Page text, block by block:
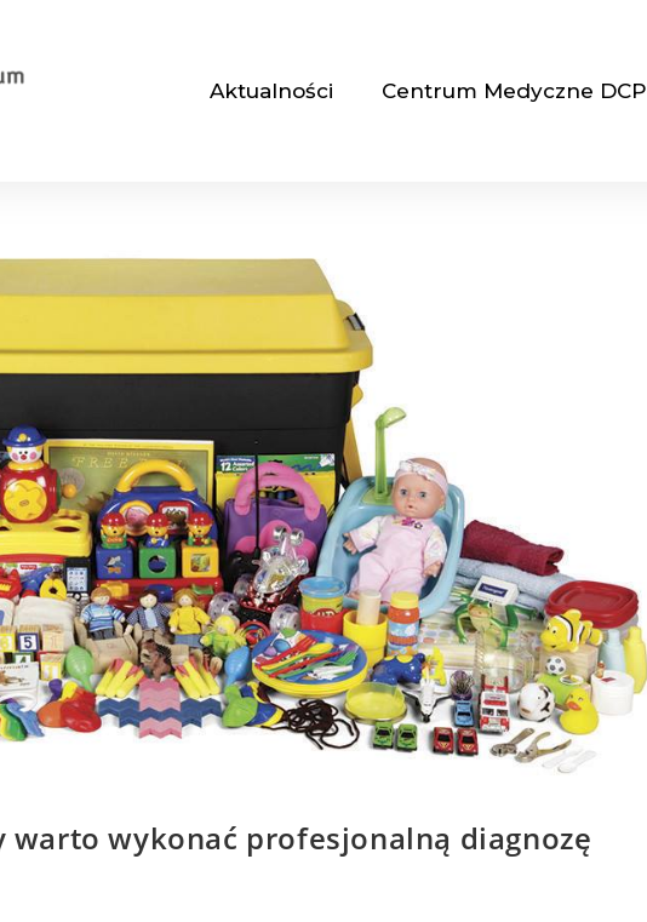
Aktualności Centrum Medyczne DCP
warto wykonać profesjonalną diagnozę